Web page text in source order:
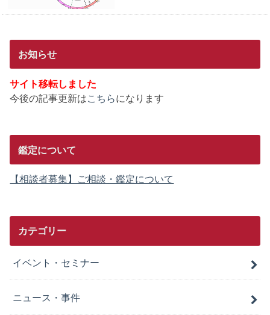
お知らせ
サイト移転しました
今後の記事更新はこちらになります
鑑定について
【相談者募集】ご相談・鑑定について
カテゴリー
イベント・セミナー
ニュース・事件